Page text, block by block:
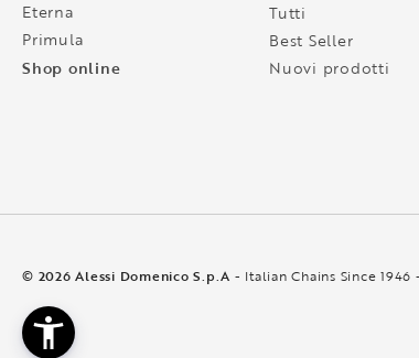
Eterna
Primula
Shop online
Tutti
Best Seller
Nuovi prodotti
© 2026 Alessi Domenico S.p.A - Italian Chains Since